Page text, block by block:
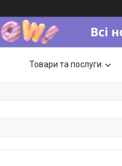
Товари та послуги